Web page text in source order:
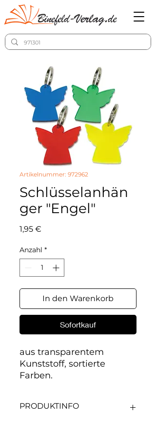
Artikelnummer: 972962
Schlüsselanhän
ger "Engel"
1,95 €
Anzahl *
In den Warenkorb
Sofortkauf
aus transparentem
Kunststoff, sortierte
Farben.
PRODUKTINFO